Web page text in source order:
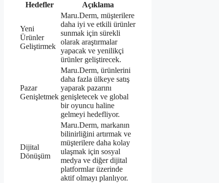
Hedefler Açıklama
Yeni
Ürünler
Geliştirmek
Maru.Derm, müşterilere
daha iyi ve etkili ürünler
sunmak için sürekli
olarak araştırmalar
yapacak ve yenilikçi
ürünler geliştirecek.
Pazar
Genişletmek
Maru.Derm, ürünlerini
daha fazla ülkeye satış
yaparak pazarını
genişletecek ve global
bir oyuncu haline
gelmeyi hedefliyor.
Dijital
Dönüşüm
Maru.Derm, markanın
bilinirliğini artırmak ve
müşterilere daha kolay
ulaşmak için sosyal
medya ve diğer dijital
platformlar üzerinde
aktif olmayı planlıyor.